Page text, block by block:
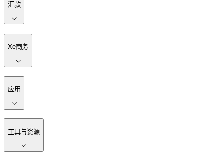
汇款
Xe商务
应用
工具与资源